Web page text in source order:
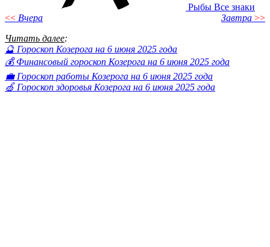
Рыбы Все знаки
<< Вчера Завтра >>
Читать далее:
🔮 Гороскоп Козерога на 6 июня 2025 года
💰 Финансовый гороскоп Козерога на 6 июня 2025 года
💼 Гороскоп работы Козерога на 6 июня 2025 года
🍏 Гороскоп здоровья Козерога на 6 июня 2025 года